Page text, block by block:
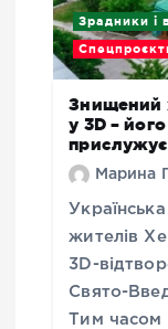
Зрадники і
Знищений
у 3D –
Марина
жителів
3D-
Свято-
Тим часом